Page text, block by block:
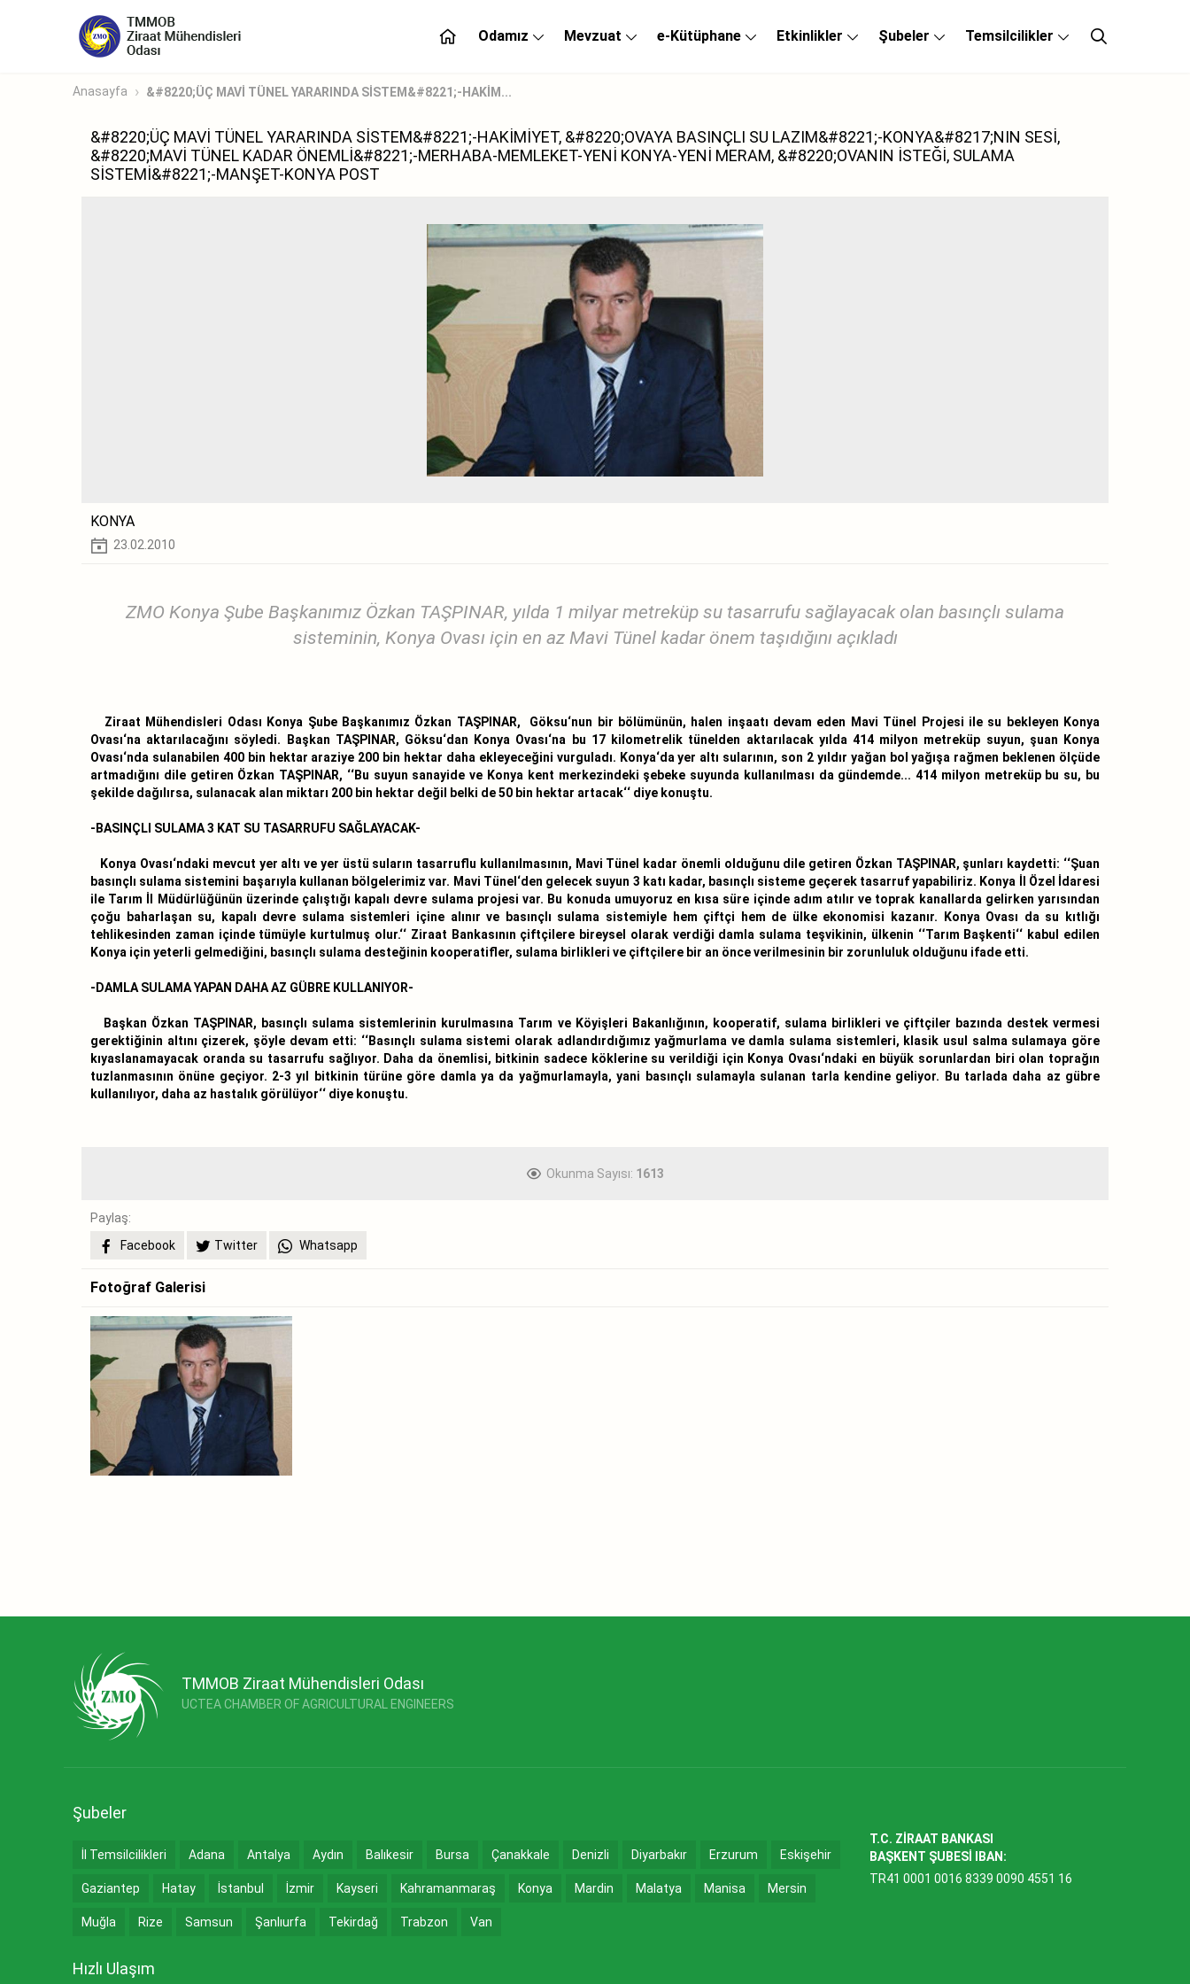
Odamız Mevzuat e-Kütüphane Etkinlikler Şubeler Temsilcilikler
Anasayfa &#8220;ÜÇ MAVİ TÜNEL YARARINDA SİSTEM&#8221;-HAKİM...
&#8220;ÜÇ MAVİ TÜNEL YARARINDA SİSTEM&#8221;-HAKİMİYET, &#8220;OVAYA BASINÇLI SU LAZIM&#8221;-KONYA&#8217;NIN SESİ,
&#8220;MAVİ TÜNEL KADAR ÖNEMLİ&#8221;-MERHABA-MEMLEKET-YENİ KONYA-YENİ MERAM, &#8220;OVANIN İSTEĞİ, SULAMA
SİSTEMİ&#8221;-MANŞET-KONYA POST
KONYA
23.02.2010
ZMO Konya Şube Başkanımız Özkan TAŞPINAR, yılda 1 milyar metreküp su tasarrufu sağlayacak olan basınçlı sulama
sisteminin, Konya Ovası için en az Mavi Tünel kadar önem taşıdığını açıkladı
Ziraat Mühendisleri Odası Konya Şube Başkanımız Özkan TAŞPINAR, Göksu‘nun bir bölümünün, halen inşaatı devam eden Mavi Tünel Projesi ile su bekleyen Konya
Ovası‘na aktarılacağını söyledi. Başkan TAŞPINAR, Göksu‘dan Konya Ovası‘na bu 17 kilometrelik tünelden aktarılacak yılda 414 milyon metreküp suyun, şuan Konya
Ovası‘nda sulanabilen 400 bin hektar araziye 200 bin hektar daha ekleyeceğini vurguladı. Konya‘da yer altı sularının, son 2 yıldır yağan bol yağışa rağmen beklenen ölçüde
artmadığını dile getiren Özkan TAŞPINAR, ‘‘Bu suyun sanayide ve Konya kent merkezindeki şebeke suyunda kullanılması da gündemde... 414 milyon metreküp bu su, bu
şekilde dağılırsa, sulanacak alan miktarı 200 bin hektar değil belki de 50 bin hektar artacak‘‘ diye konuştu.
-BASINÇLI SULAMA 3 KAT SU TASARRUFU SAĞLAYACAK-
Konya Ovası‘ndaki mevcut yer altı ve yer üstü suların tasarruflu kullanılmasının, Mavi Tünel kadar önemli olduğunu dile getiren Özkan TAŞPINAR, şunları kaydetti: ‘‘Şuan
basınçlı sulama sistemini başarıyla kullanan bölgelerimiz var. Mavi Tünel‘den gelecek suyun 3 katı kadar, basınçlı sisteme geçerek tasarruf yapabiliriz. Konya İl Özel İdaresi
ile Tarım İl Müdürlüğünün üzerinde çalıştığı kapalı devre sulama projesi var. Bu konuda umuyoruz en kısa süre içinde adım atılır ve toprak kanallarda gelirken yarısından
çoğu baharlaşan su, kapalı devre sulama sistemleri içine alınır ve basınçlı sulama sistemiyle hem çiftçi hem de ülke ekonomisi kazanır. Konya Ovası da su kıtlığı
tehlikesinden zaman içinde tümüyle kurtulmuş olur.‘‘ Ziraat Bankasının çiftçilere bireysel olarak verdiği damla sulama teşvikinin, ülkenin ‘‘Tarım Başkenti‘‘ kabul edilen
Konya için yeterli gelmediğini, basınçlı sulama desteğinin kooperatifler, sulama birlikleri ve çiftçilere bir an önce verilmesinin bir zorunluluk olduğunu ifade etti.
-DAMLA SULAMA YAPAN DAHA AZ GÜBRE KULLANIYOR-
Başkan Özkan TAŞPINAR, basınçlı sulama sistemlerinin kurulmasına Tarım ve Köyişleri Bakanlığının, kooperatif, sulama birlikleri ve çiftçiler bazında destek vermesi
gerektiğinin altını çizerek, şöyle devam etti: ‘‘Basınçlı sulama sistemi olarak adlandırdığımız yağmurlama ve damla sulama sistemleri, klasik usul salma sulamaya göre
kıyaslanamayacak oranda su tasarrufu sağlıyor. Daha da önemlisi, bitkinin sadece köklerine su verildiği için Konya Ovası‘ndaki en büyük sorunlardan biri olan toprağın
tuzlanmasının önüne geçiyor. 2-3 yıl bitkinin türüne göre damla ya da yağmurlamayla, yani basınçlı sulamayla sulanan tarla kendine geliyor. Bu tarlada daha az gübre
kullanılıyor, daha az hastalık görülüyor‘‘ diye konuştu.
Okunma Sayısı: 1613
Paylaş:
Facebook
Twitter Whatsapp
Fotoğraf Galerisi
TMMOB Ziraat Mühendisleri Odası
UCTEA CHAMBER OF AGRICULTURAL ENGINEERS
Şubeler
İl Temsilcilikleri Adana Antalya Aydın Balıkesir Bursa Çanakkale Denizli Diyarbakır Erzurum Eskişehir
Gaziantep Hatay İstanbul İzmir Kayseri Kahramanmaraş Konya Mardin Malatya Manisa Mersin
Muğla Rize Samsun Şanlıurfa Tekirdağ Trabzon Van
Hızlı Ulaşım
T.C. ZİRAAT BANKASI
BAŞKENT ŞUBESİ IBAN:
TR41 0001 0016 8339 0090 4551 16